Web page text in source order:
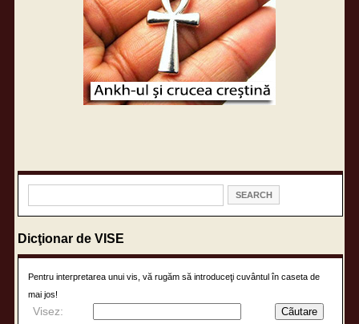
Dicţionar de VISE
Pentru interpretarea unui vis, vă rugăm să introduceţi cuvântul în caseta de
mai jos!
Visez: